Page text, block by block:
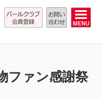
ファン感謝祭